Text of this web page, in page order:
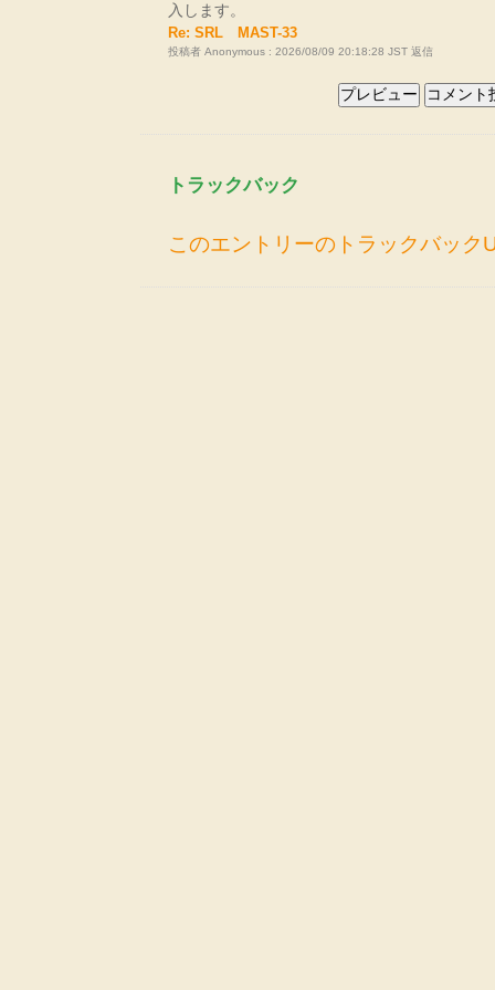
入します。
Re: SRL MAST-33
投稿者 Anonymous : 2026/08/09 20:18:28 JST 返信
トラックバック
このエントリーのトラックバック